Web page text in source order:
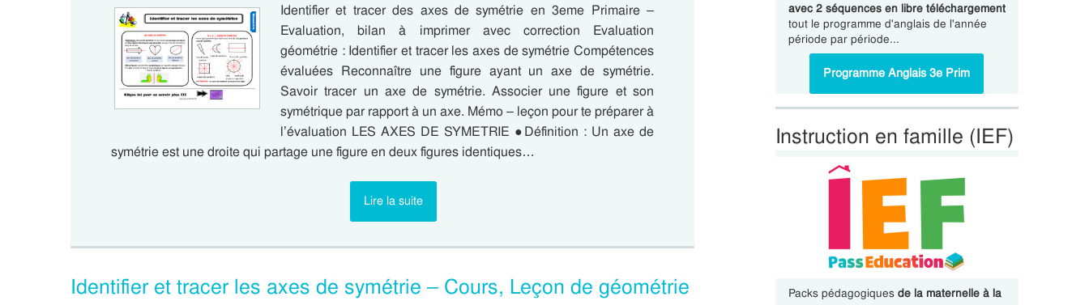
Identifier et tracer des axes de symétrie en 3eme Primaire –
Evaluation, bilan à imprimer avec correction Evaluation
géométrie : Identifier et tracer les axes de symétrie Compétences
évaluées Reconnaître une figure ayant un axe de symétrie.
Savoir tracer un axe de symétrie. Associer une figure et son
symétrique par rapport à un axe. Mémo – leçon pour te préparer à
l’évaluation LES AXES DE SYMETRIE ●Définition : Un axe de
symétrie est une droite qui partage une figure en deux figures identiques…
Lire la suite
Identifier et tracer les axes de symétrie – Cours, Leçon de géométrie
avec 2 séquences en libre téléchargement
tout le programme d'anglais de l'année
période par période...
Programme Anglais 3e Prim
Instruction en famille (IEF)
Packs pédagogiques de la maternelle à la